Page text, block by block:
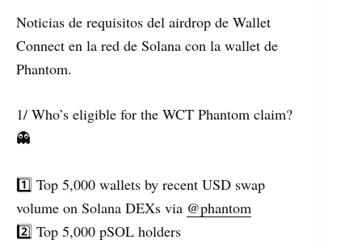
Noticias de requisitos del airdrop de Wallet
Connect en la red de Solana con la wallet de
Phantom.
1/ Who’s eligible for the WCT Phantom claim?
👻
1️⃣ Top 5,000 wallets by recent USD swap
volume on Solana DEXs via @phantom
2️⃣ Top 5,000 pSOL holders